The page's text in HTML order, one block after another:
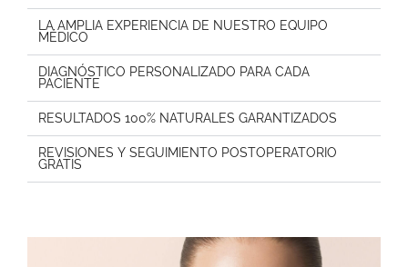
LA AMPLIA EXPERIENCIA DE NUESTRO EQUIPO
MÉDICO
DIAGNÓSTICO PERSONALIZADO PARA CADA
PACIENTE
RESULTADOS 100% NATURALES GARANTIZADOS
REVISIONES Y SEGUIMIENTO POSTOPERATORIO
GRATIS